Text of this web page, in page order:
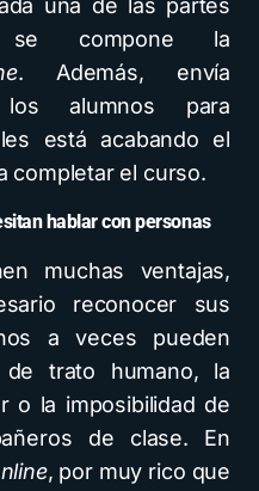
una de las partes
compone la
. Además, envía
alumnos para
está acabando el
completar el curso.
hablar con personas
muchas ventajas,
reconocer sus
a veces pueden
trato humano, la
o la imposibilidad de
de clase. En
, por muy rico que